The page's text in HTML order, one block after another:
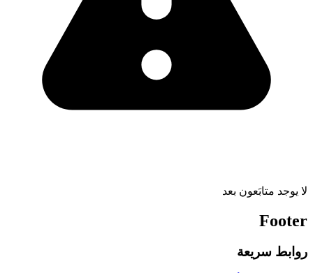
لا يوجد متابَعون بعد
Footer
روابط سريعة